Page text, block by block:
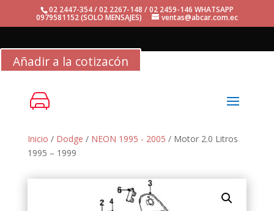
02 2447-354 / 02 2267-148 / 02 2459-146 WHATSAPP
0979581152 (SOLO MENSAJES) ventas@abcar.com.ec
Añadir a la cotizacón
Inicio / Dodge / NEON 1995 - 2005 / Motor 2.0 Litros
1995 – 1999